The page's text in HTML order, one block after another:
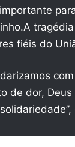
fiéis do
de dor,